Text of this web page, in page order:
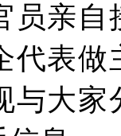
员亲
代表
与大